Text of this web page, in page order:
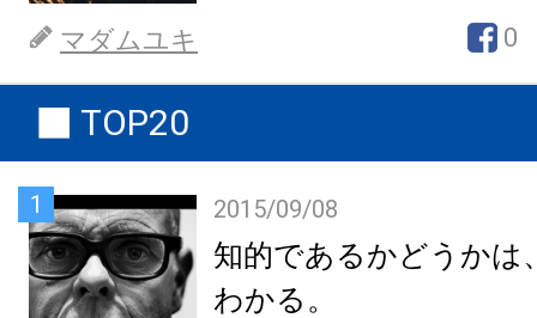
マダムユキ 0
TOP20
1 2015/09/08
知的であるかどうかは
わかる。